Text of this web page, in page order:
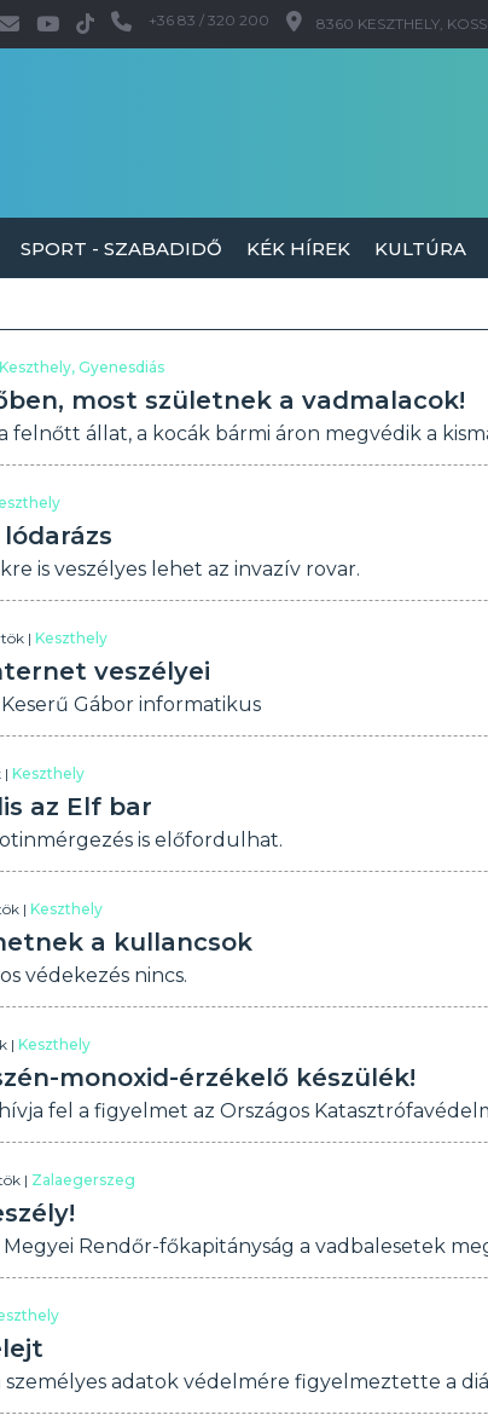
+36 83 / 320 200 8360 KESZTHELY,
SPORT - SZABADIDŐ KÉK HÍREK KULTÚRA
Keszthely, Gyenesdiás
most születnek a vadmalacok!
felnőtt állat, a kocák bármi áron megvédik a
is veszélyes lehet az invazív rovar.
| Keszthely
veszélyei
Gábor informatikus
| Keszthely
az Elf bar
is előfordulhat.
| Keszthely
a kullancsok
védekezés nincs.
| Keszthely
monoxid-érzékelő készülék!
fel a figyelmet az Országos
| Zalaegerszeg
Rendőr-főkapitányság a vadbalesetek
személyes adatok védelmére figyelmeztette a